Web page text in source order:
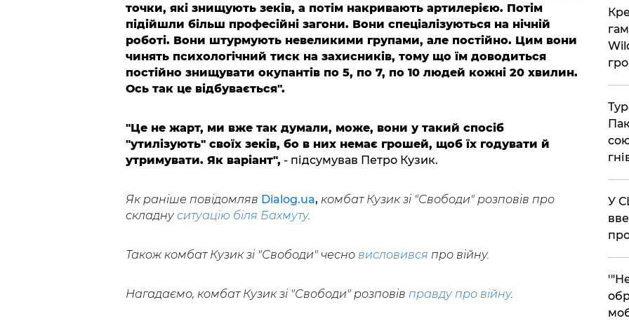
точки, які знищують зеків, а потім накривають артилерією. Потім
підійшли більш професійні загони. Вони спеціалізуються на нічній
роботі. Вони штурмують невеликими групами, але постійно. Цим вони
чинять психологічний тиск на захисників, тому що їм доводиться
постійно знищувати окупантів по 5, по 7, по 10 людей кожні 20 хвилин.
Ось так це відбувається".
"Це не жарт, ми вже так думали, може, вони у такий спосіб
"утилізують" своїх зеків, бо в них немає грошей, щоб їх годувати й
утримувати. Як варіант", - підсумував Петро Кузик.
Як раніше повідомляв Dialog.ua, комбат Кузик зі "Свободи" розповів про
складну ситуацію біля Бахмуту.
Також комбат Кузик зі "Свободи" чесно висловився про війну.
Нагадаємо, комбат Кузик зі "Свободи" розповів правду про війну.
​У